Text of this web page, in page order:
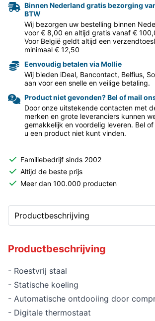
Binnen Nederland gratis bezorging
BTW
Wij bezorgen uw bestelling binnen
voor € 8,00 en altijd gratis vanaf €
Voor België geldt altijd een
minimaal € 12,50
Eenvoudig betalen via Mollie
Wij bieden iDeal, Bancontact, Belfius,
aan voor een snelle en veilige betaling.
Product niet gevonden? Bel of mail
Door onze uitstekende contacten met
merken en grote leveranciers kunnen
gemakkelijk en voordelig leveren. Bel
u een product niet kunt vinden.
Familiebedrijf sinds 2002
Altijd de beste prijs
Meer dan 100.000 producten
Productbeschrijving
- Roestvrij staal
- Statische koeling
- Automatische ontdooiing door
- Digitale thermostaat